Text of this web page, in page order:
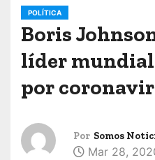
POLÍTICA
Boris
líder
por
Por Somos
Mar 28,